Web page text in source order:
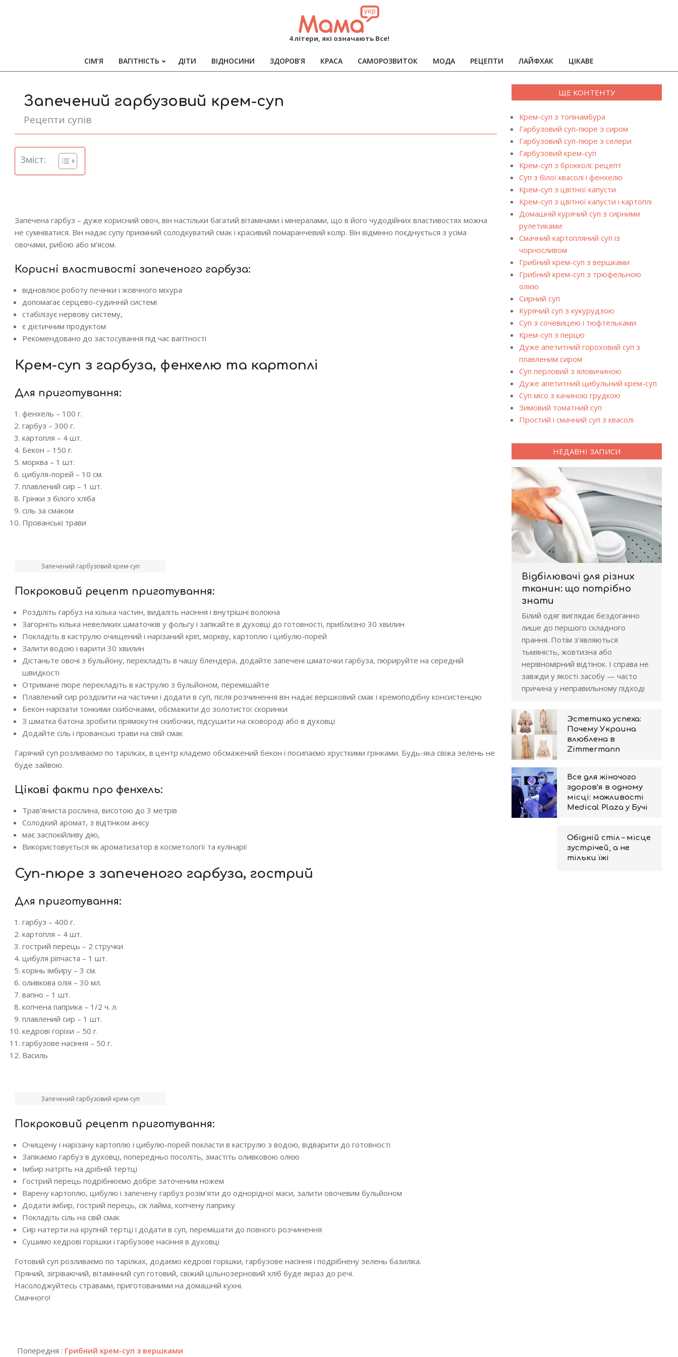
MAMA
4 літери, які означають Все!
Primary
СІМ’Я ВАГІТНІСТЬ ДІТИ ВІДНОСИНИ ЗДОРОВ’Я КРАСА САМОРОЗВИТОК МОДА РЕЦЕПТИ ЛАЙФХАК ЦІКАВЕ
Запечений гарбузовий крем-суп
Рецепти супів
Зміст:
Запечена гарбуз – дуже корисний овоч, він настільки багатий вітамінами і мінералами, що в його чудодійних властивостях можна
не сумніватися. Він надає супу приємний солодкуватий смак і красивий помаранчевий колір. Він відмінно поєднується з усіма
овочами, рибою або м’ясом.
Корисні властивості запеченого гарбуза:
відновлює роботу печінки і жовчного міхура
допомагає серцево-судинній системі
стабілізує нервову систему,
є дієтичним продуктом
Рекомендовано до застосування під час вагітності
Крем-суп з гарбуза, фенхелю та картоплі
Для приготування:
фенхель – 100 г.
гарбуз – 300 г.
картопля – 4 шт.
Бекон – 150 г.
морква – 1 шт.
цибуля-порей – 10 см.
плавлений сир – 1 шт.
Грінки з білого хліба
сіль за смаком
Прованські трави
Запечений гарбузовий крем-суп
Покроковий рецепт приготування:
Розділіть гарбуз на кілька частин, видаліть насіння і внутрішні волокна
Загорніть кілька невеликих шматочків у фольгу і запікайте в духовці до готовності, приблизно 30 хвилин
Покладіть в каструлю очищений і нарізаний кріп, моркву, картоплю і цибулю-порей
Залити водою і варити 30 хвилин
Дістаньте овочі з бульйону, перекладіть в чашу блендера, додайте запечені шматочки гарбуза, пюрируйте на середній
швидкості
Отримане пюре перекладіть в каструлю з бульйоном, перемішайте
Плавлений сир розділити на частини і додати в суп, після розчинення він надає вершковий смак і кремоподібну консистенцію
Бекон нарізати тонкими скибочками, обсмажити до золотистої скоринки
З шматка батона зробити прямокутні скибочки, підсушити на сковороді або в духовці
Додайте сіль і прованські трави на свій смак
Гарячий суп розливаємо по тарілках, в центр кладемо обсмажений бекон і посипаємо хрусткими грінками. Будь-яка свіжа зелень не
буде зайвою.
Цікаві факти про фенхель:
Трав’яниста рослина, висотою до 3 метрів
Солодкий аромат, з відтінком анісу
має заспокійливу дію,
Використовується як ароматизатор в косметології та кулінарії
Суп-пюре з запеченого гарбуза, гострий
Для приготування:
гарбуз – 400 г.
картопля – 4 шт.
гострий перець – 2 стручки
цибуля ріпчаста – 1 шт.
корінь імбиру – 3 см.
оливкова олія – 30 мл.
вапно – 1 шт.
копчена паприка – 1/2 ч. л.
плавлений сир – 1 шт.
кедрові горіхи – 50 г.
гарбузове насіння – 50 г.
Василь
Запечений гарбузовий крем-суп
Покроковий рецепт приготування:
Очищену і нарізану картоплю і цибулю-порей покласти в каструлю з водою, відварити до готовності
Запікаємо гарбуз в духовці, попередньо посоліть, змастіть оливковою олією
Імбир натріть на дрібній тертці
Гострий перець подрібнюємо добре заточеним ножем
Варену картоплю, цибулю і запечену гарбуз розім’яти до однорідної маси, залити овочевим бульйоном
Додати імбир, гострий перець, сік лайма, копчену паприку
Покладіть сіль на свій смак
Сир натерти на крупній тертці і додати в суп, перемішати до повного розчинення
Сушимо кедрові горішки і гарбузове насіння в духовці
Готовий суп розливаємо по тарілках, додаємо кедрові горішки, гарбузове насіння і подрібнену зелень базиліка.
Пряний, зігріваючий, вітамінний суп готовий, свіжий цільнозерновий хліб буде якраз до речі.
Насолоджуйтесь стравами, приготованими на домашній кухні.
Смачного!
11-
Попередня : Грибний крем-суп з вершками
ЩЕ КОНТЕНТУ
Крем-суп з топінамбура
Гарбузовий суп-пюре з сиром
Гарбузовий суп-пюре з селери
Гарбузовий крем-суп
Крем-суп з брокколі: рецепт
Суп з білої квасолі і фенхелю
Крем-суп з цвітної капусти
Крем-суп з цвітної капусти і картоплі
Домашній курячий суп з сирними
рулетиками
Смачний картопляний суп із
чорносливом
Грибний крем-суп з вершками
Грибний крем-суп з трюфельною
олією
Сирний суп
Курячий суп з кукурудзою
Суп з сочевицею і тюфтельками
Крем-суп з перцю
Дуже апетитний гороховий суп з
плавленим сиром
Суп перловий з яловичиною
Дуже апетитний цибульний крем-суп
Суп місо з качиною грудкою
Зимовий томатний суп
Простий і смачний суп з квасолі
НЕДАВНІ ЗАПИСИ
Відбілювачі для різних
тканин: що потрібно
знати
Білий одяг виглядає бездоганно
лише до першого складного
прання. Потім з’являються
тьмяність, жовтизна або
нерівномірний відтінок. І справа не
завжди у якості засобу — часто
причина у неправильному підході
Эстетика успеха:
Почему Украина
влюблена в
Zimmermann
Все для жіночого
здоров’я в одному
місці: можливості
Medical Plaza у Бучі
Обідній стіл – місце
зустрічей, а не
тільки їжі